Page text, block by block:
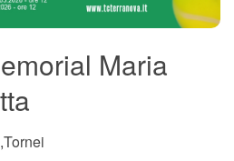
Maria
,Tornei